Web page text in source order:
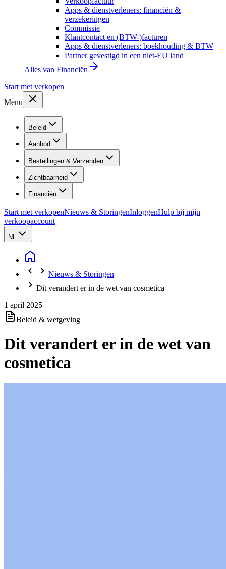
Apps & dienstverleners: financiën &
verzekeringen
Commissie
Klantcontact en (BTW-)facturen
Apps & dienstverleners: boekhouding & BTW
Partner gevestigd in een niet-EU land
Alles van Financiën
Start met verkopen
Menu
Beleid
Aanbod
Bestellingen & Verzenden
Zichtbaarheid
Financiën
Start met verkopenNieuws & StoringenInloggenHulp bij mijn
verkoopaccount
NL
Nieuws & Storingen
Dit verandert er in de wet van cosmetica
1 april 2025
Beleid & wetgeving
Dit verandert er in de wet van
cosmetica